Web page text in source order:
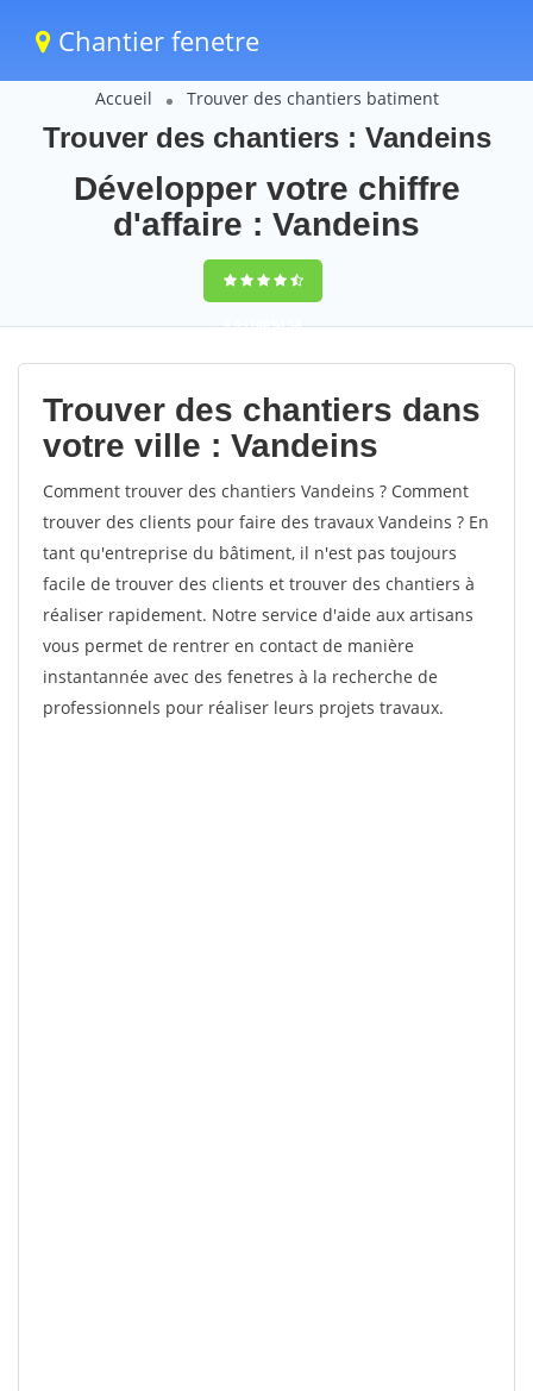
Chantier fenetre
Accueil Trouver des chantiers batiment
Trouver des chantiers : Vandeins
Développer votre chiffre
d'affaire : Vandeins
9,5(100%)58
votes
Trouver des chantiers dans
votre ville : Vandeins
Comment trouver des chantiers Vandeins ? Comment
trouver des clients pour faire des travaux Vandeins ? En
tant qu'entreprise du bâtiment, il n'est pas toujours
facile de trouver des clients et trouver des chantiers à
réaliser rapidement. Notre service d'aide aux artisans
vous permet de rentrer en contact de manière
instantannée avec des fenetres à la recherche de
professionnels pour réaliser leurs projets travaux.